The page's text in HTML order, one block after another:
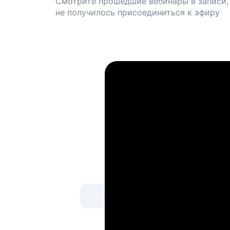
не получилось присоединиться к эфиру